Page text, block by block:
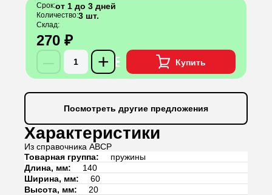
Срок от 1 до 3 дней
Количество 3 шт.
Склад
270 ₽
– + Купить
Посмотреть другие предложения
Характеристики
Из справочника ABCP
Товарная группа:
пружины
Длина, мм:
140
Ширина, мм:
60
Высота, мм:
20